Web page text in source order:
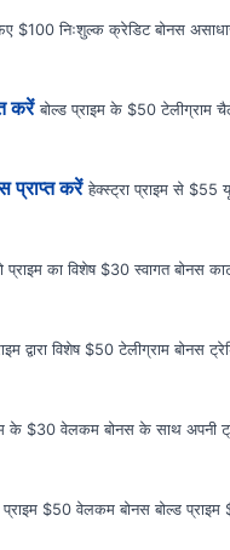
$100 निःशुल्क क्रेडिट बोनस
करें बोल्ड प्राइम के $50 टेलीग्राम
प्राप्त करें हेक्स्ट्रा प्राइम से $55
प्राइम का विशेष $30 स्वागत बोनस
द्वारा विशेष $50 टेलीग्राम बोनस
के $30 वेलकम बोनस के साथ अपनी
प्राइम $50 वेलकम बोनस बोल्ड